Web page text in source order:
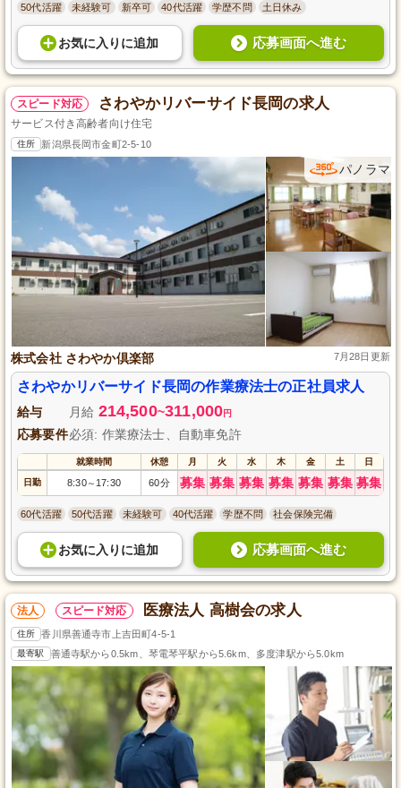
50代活躍 未経験可 新卒可 40代活躍 学歴不問 土日休み
お気に入り に追加 応募画面へ進む
スピード対応 さわやかリバーサイド長岡の求人
サービス付き高齢者向け住宅
住所 新潟県長岡市金町2-5-10
パノラマ
株式会社 さわやか倶楽部 7月28日更新
さわやかリバーサイド長岡の作業療法士の正社員求人
給与 月給 214,500~311,000円
応募要件必須: 作業療法士、自動車免許
就業時間 休憩 月 火 水 木 金 土 日
日勤 8:30～ 17:30 60分 募集 募集 募集 募集 募集 募集 募集
60代活躍 50代活躍 未経験可 40代活躍 学歴不問 社会保険完備
お気に入り に追加 応募画面へ進む
法人 スピード対応 医療法人 高樹会の求人
住所 香川県善通寺市上吉田町4-5-1
最寄駅 善通寺駅から0.5km、琴電琴平駅から5.6km、多度津駅から5.0km